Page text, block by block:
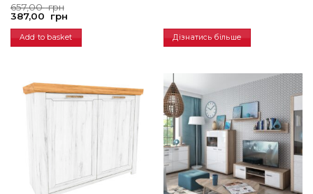
657,00грн
Original
price
was:
657,00
грн.
387,00 грн
Current
price
387,00
грн.
Add to basket Дізнатись більше